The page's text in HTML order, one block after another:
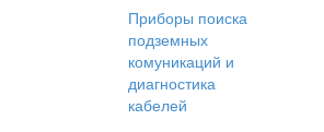
Приборы поиска
подземных
комуникаций и
диагностика
кабелей